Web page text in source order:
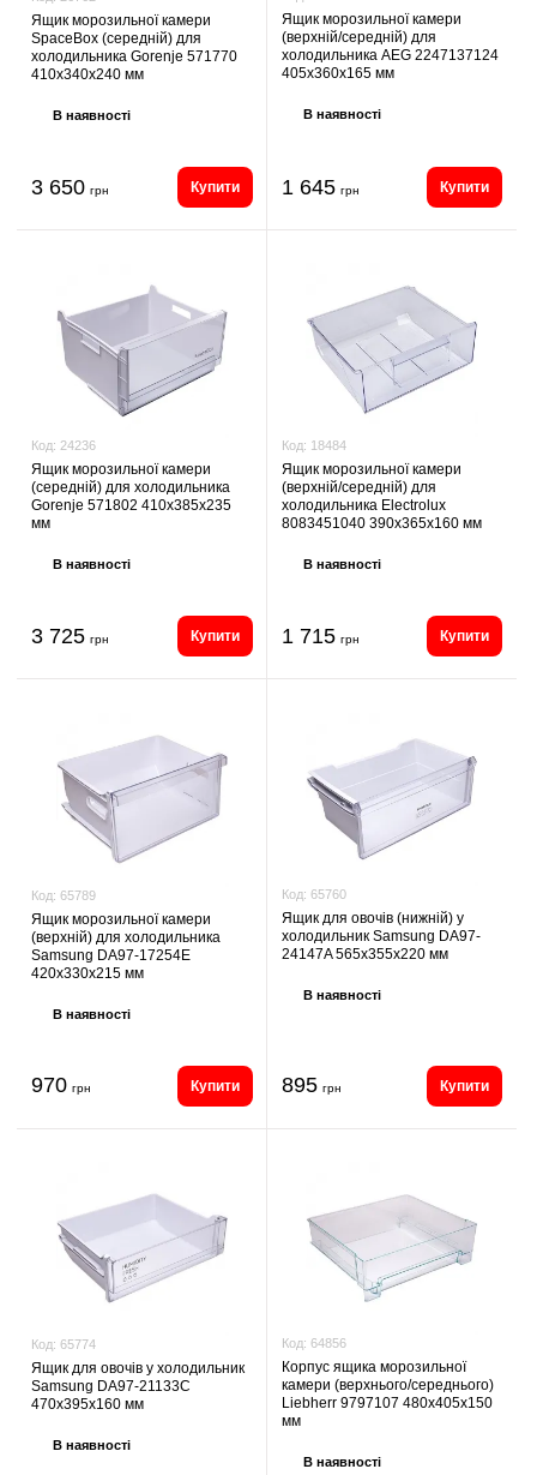
Ящик морозильної камери
SpaceBox (середній) для
холодильника Gorenje 571770
410х340х240 мм
В наявності
3 650 грн Купити
Ящик морозильної камери
(верхній/середній) для
холодильника AEG 2247137124
405х360х165 мм
В наявності
1 645 грн Купити
Код: 24236
Ящик морозильної камери
(середній) для холодильника
Gorenje 571802 410х385х235
мм
В наявності
3 725 грн Купити
Код: 18484
Ящик морозильної камери
(верхній/середній) для
холодильника Electrolux
8083451040 390х365х160 мм
В наявності
1 715 грн Купити
Код: 65789
Ящик морозильної камери
(верхній) для холодильника
Samsung DA97-17254E
420x330x215 мм
В наявності
970 грн Купити
Код: 65760
Ящик для овочів (нижній) у
холодильник Samsung DA97-
24147A 565x355x220 мм
В наявності
895 грн Купити
Код: 65774
Ящик для овочів у холодильник
Samsung DA97-21133C
470x395x160 мм
В наявності
Код: 64856
Корпус ящика морозильної
камери (верхнього/середнього)
Liebherr 9797107 480x405x150
мм
В наявності